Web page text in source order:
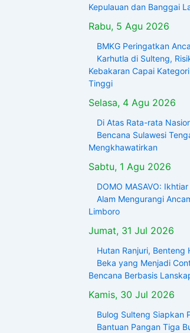
Kepulauan dan Banggai
Rabu, 5 Agu 2026
BMKG Peringatkan
Karhutla di Sulteng,
Kebakaran Capai
Tinggi
Selasa, 4 Agu 2026
Di Atas Rata-rata
Bencana Sulawesi
Mengkhawatirkan
Sabtu, 1 Agu 2026
DOMO MASAVO:
Alam Mengurangi
Limboro
Jumat, 31 Jul 2026
Hutan Ranjuri, Benteng
Beka yang Menjadi
Bencana Berbasis
Kamis, 30 Jul 2026
Bulog Sulteng Siapkan
Bantuan Pangan Tiga